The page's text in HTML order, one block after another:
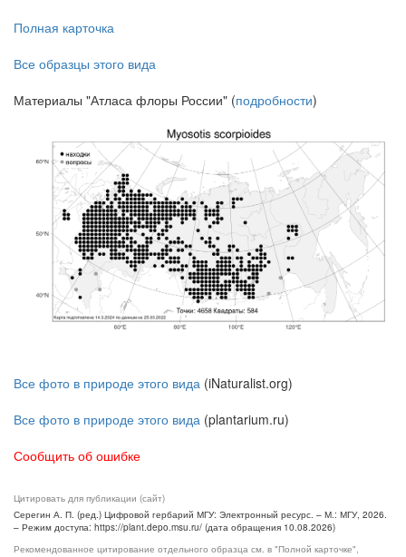
Полная карточка
Все образцы этого вида
Материалы "Атласа флоры России" (подробности)
Все фото в природе этого вида (iNaturalist.org)
Все фото в природе этого вида (plantarium.ru)
Сообщить об ошибке
Цитировать для публикации (сайт)
Серегин А. П. (ред.) Цифровой гербарий МГУ: Электронный ресурс. – М.: МГУ, 2026.
– Режим доступа: https://plant.depo.msu.ru/ (дата обращения 10.08.2026)
Рекомендованное цитирование отдельного образца см. в "Полной карточке",